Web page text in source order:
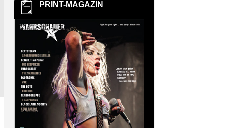
PRINT-MAGAZIN